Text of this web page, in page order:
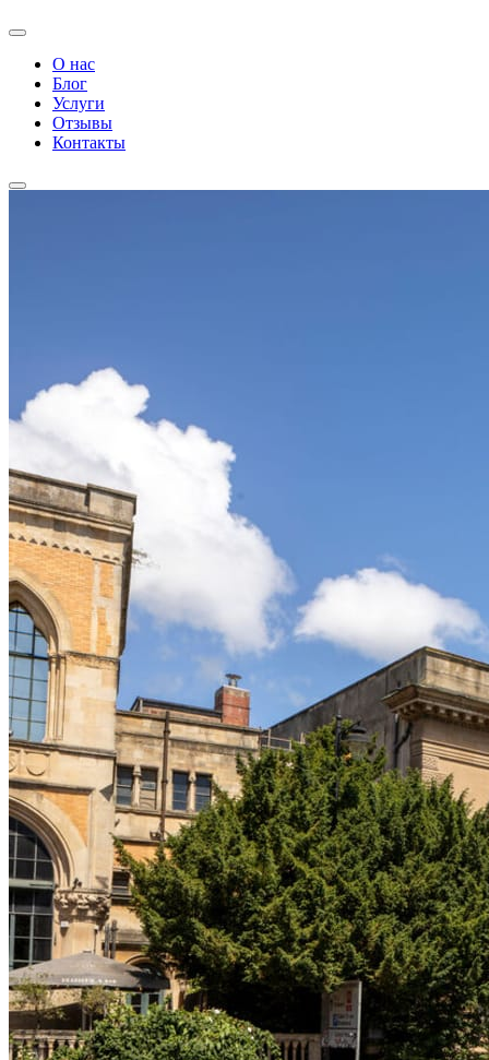
О нас
Блог
Услуги
Отзывы
Контакты